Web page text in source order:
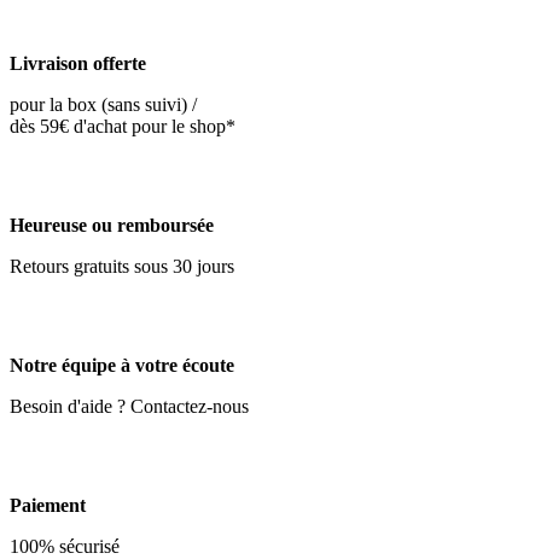
Livraison offerte
pour la box (sans suivi) /
dès 59€ d'achat pour le shop*
Heureuse ou remboursée
Retours gratuits sous 30 jours
Notre équipe à votre écoute
Besoin d'aide ? Contactez-nous
Paiement
100% sécurisé